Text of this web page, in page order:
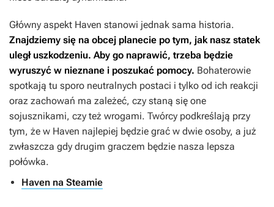
Główny aspekt Haven stanowi jednak sama historia.
Znajdziemy się na obcej planecie po tym, jak nasz statek
uległ uszkodzeniu. Aby go naprawić, trzeba będzie
wyruszyć w nieznane i poszukać pomocy. Bohaterowie
spotkają tu sporo neutralnych postaci i tylko od ich reakcji
oraz zachowań ma zależeć, czy staną się one
sojusznikami, czy też wrogami. Twórcy podkreślają przy
tym, że w Haven najlepiej będzie grać w dwie osoby, a już
zwłaszcza gdy drugim graczem będzie nasza lepsza
połówka.
Haven na Steamie